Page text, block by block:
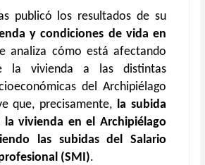
publicó los resultados de su
y condiciones de vida en
analiza cómo está afectando
la vivienda a las distintas
del Archipiélago
que, precisamente, la subida
vivienda en el Archipiélago
las subidas del Salario
(SMI).